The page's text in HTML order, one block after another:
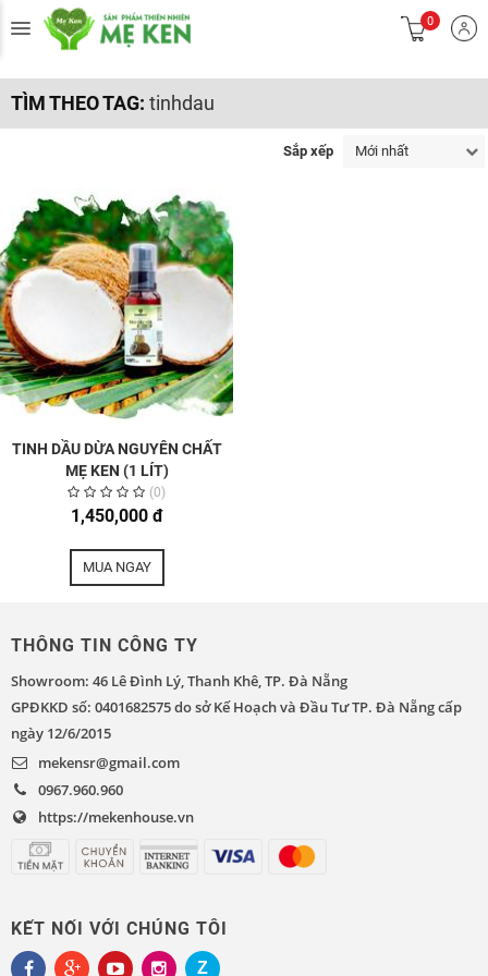
0
TÌM THEO TAG: tinhdau
Sắp xếp Mới nhất
TINH DẦU DỪA NGUYÊN CHẤT
MẸ KEN (1 LÍT)
(0)
1,450,000 đ
MUA NGAY
THÔNG TIN CÔNG TY
Showroom: 46 Lê Đình Lý, Thanh Khê, TP. Đà Nẵng
GPĐKKD số: 0401682575 do sở Kế Hoạch và Đầu Tư TP. Đà Nẵng cấp
ngày 12/6/2015
mekensr@gmail.com
0967.960.960
https://mekenhouse.vn
KẾT NỐI VỚI CHÚNG TÔI